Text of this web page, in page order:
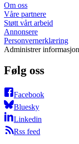
Om oss
Våre partnere
Støtt vårt arbeid
Annonsere
Personvernerklæring
Administrer
Følg oss
Facebook
Bluesky
Linkedin
Rss feed